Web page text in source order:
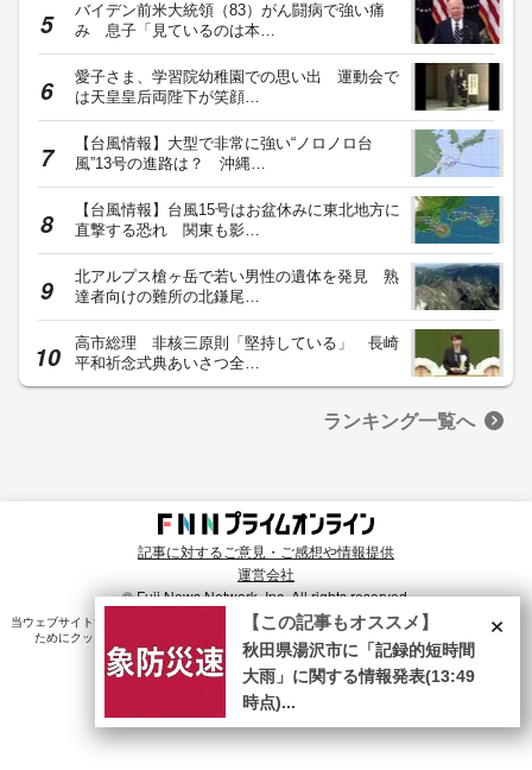
バイデン前米大統領（83）がん闘病で強い痛
み 息子「見ているのは本…
愛子さま、学習院幼稚園での思い出 運動会で
は天皇皇后両陛下が笑顔…
【台風情報】大型で非常に強い“ノロノロ台
風”13号の進路は？ 沖縄…
【台風情報】台風15号はお盆休みに東北地方に
直撃する恐れ 関東も影…
北アルプス槍ヶ岳で若い男性の遺体を発見 熟
達者向けの難所の北鎌尾…
高市総理 非核三原則「堅持している」 長崎
平和祈念式典あいさつ全…
ランキング一覧へ
記事に対するご意見・ご感想や情報提供
運営会社
© Fuji News Network, Inc. All rights reserved.
当ウェブサイトでは、ユーザのニーズ・興味・関⼼に合致したコンテンツや広告配信を提供する
ためにクッキーを使⽤しています。詳細は、
プライバシーポリシー をご確認ください。×
【この記事もオススメ】
秋田県湯沢市に「記録的短時間
大雨」に関する情報発表(13:49
時点)...